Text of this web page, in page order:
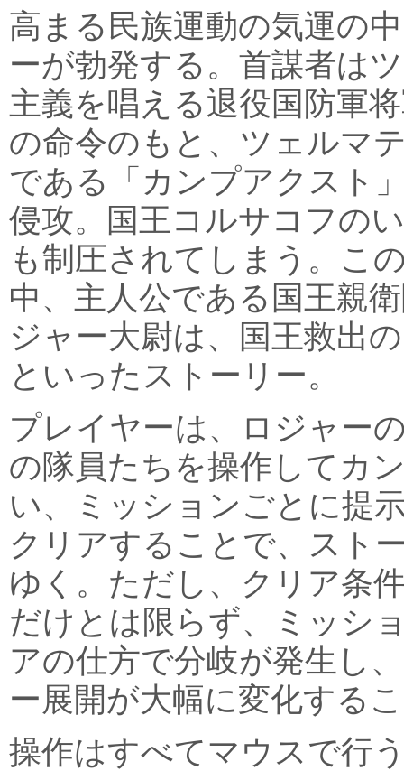
高まる民族運動の気運の
ーが勃発する。首謀者は
主義を唱える退役国防軍
の命令のもと、ツェルマ
である「カンプアクスト
侵攻。国王コルサコフの
も制圧されてしまう。こ
中、主人公である国王親
ジャー大尉は、国王救出
といったストーリー。
プレイヤーは、ロジャー
の隊員たちを操作してカ
い、ミッションごとに提
クリアすることで、スト
ゆく。ただし、クリア条
だけとは限らず、ミッシ
アの仕方で分岐が発生し
ー展開が大幅に変化する
操作はすべてマウスで行